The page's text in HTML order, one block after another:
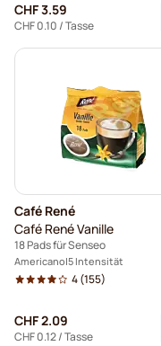
CHF 3.59
CHF 0.10 / Tasse
Café René
Café René Vanille
18 Pads für Senseo
Americano 5 Intensität
4(155)
CHF 2.09
CHF 0.12/ Tasse